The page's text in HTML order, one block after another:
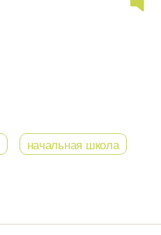
начальная школа